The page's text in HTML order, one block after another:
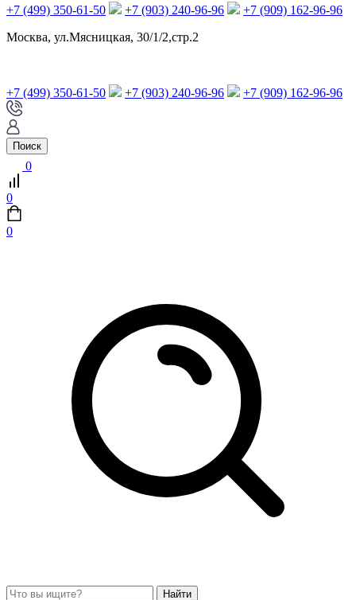
+7 (499) 350-61-50 +7 (903) 240-96-96
+7 (909) 162-96-96
Москва, ул.Мясницкая, 30/1/2,стр.2
+7 (499) 350-61-50 +7 (903) 240-96-96 +7 (909) 162-96-96
Поиск
0
0
0